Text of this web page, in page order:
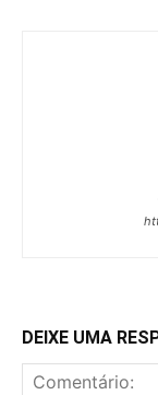
DEIXE UMA